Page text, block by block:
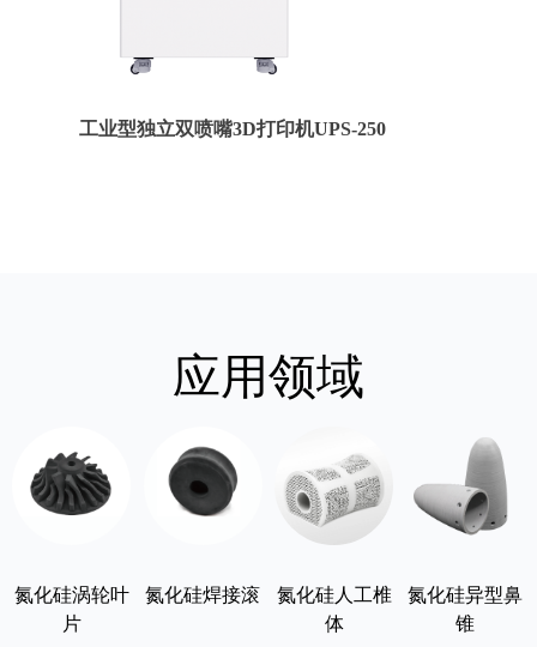
工业型独立双喷嘴3D打印机UPS-250
应用领域
氮化硅涡轮叶
片
氮化硅焊接滚
氮化硅人工椎
体
氮化硅异型鼻
锥